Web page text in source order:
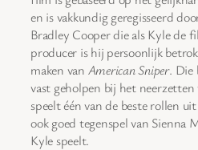
en is vakkundig geregisseerd
Bradley Cooper die als Kyle de
producer is hij persoonlijk
maken van American Sniper. Die
vast geholpen bij het
speelt één van de beste rollen
ook goed tegenspel van Sienna
Kyle speelt.